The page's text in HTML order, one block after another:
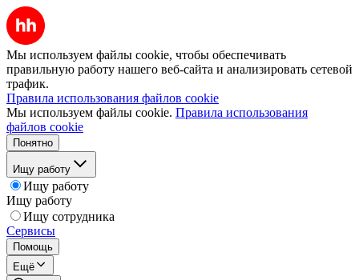
Мы используем файлы cookie, чтобы обеспечивать
правильную работу нашего веб-сайта и анализировать сетевой
трафик.
Правила использования файлов cookie
Мы используем файлы cookie. Правила использования
файлов cookie
Понятно
Ищу работу
Ищу работу
Ищу работу
Ищу сотрудника
Сервисы
Помощь
Ещё